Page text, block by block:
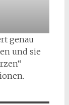
genau
und sie